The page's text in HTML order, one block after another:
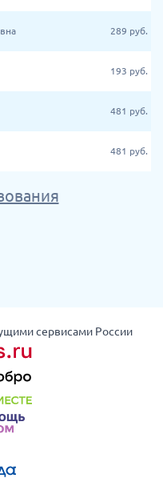
289 руб.
193 руб.
481 руб.
481 руб.
сервисами России